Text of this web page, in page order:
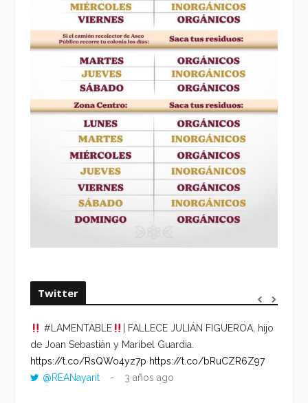
Twitter
#LAMENTABLE
| FALLECE JULIÁN FIGUEROA, hijo
de Joan Sebastián y Maribel Guardia.
https://t.co/RsQWo4yz7p https://t.co/bRuCZR6Z97
@REANayarit
3 años ago